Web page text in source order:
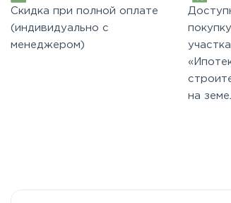
Скидка при полной оплате
(индивидуально с
менеджером)
на